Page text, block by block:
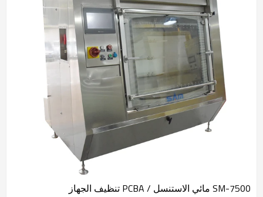
SM-7500 مائي الاستنسل / PCBA تنظيف الجهاز